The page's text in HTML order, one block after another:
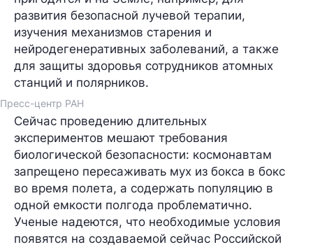
развития безопасной лучевой терапии,
изучения механизмов старения и
нейродегенеративных заболеваний, а также
для защиты здоровья сотрудников атомных
станций и полярников.
Пресс-центр РАН
Сейчас проведению длительных
экспериментов мешают требования
биологической безопасности: космонавтам
запрещено пересаживать мух из бокса в бокс
во время полета, а содержать популяцию в
одной емкости полгода проблематично.
Ученые надеются, что необходимые условия
появятся на создаваемой сейчас Российской